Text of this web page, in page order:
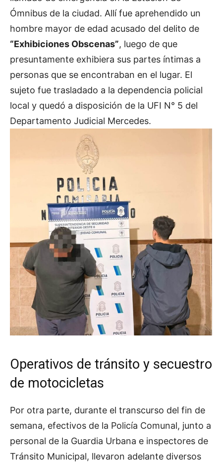
Ómnibus de la ciudad. Allí fue aprehendido un
hombre mayor de edad acusado del delito de
“Exhibiciones Obscenas”, luego de que
presuntamente exhibiera sus partes íntimas a
personas que se encontraban en el lugar. El
sujeto fue trasladado a la dependencia policial
local y quedó a disposición de la UFI N° 5 del
Departamento Judicial Mercedes.
Operativos de tránsito y secuestro
de motocicletas
Por otra parte, durante el transcurso del fin de
semana, efectivos de la Policía Comunal, junto a
personal de la Guardia Urbana e inspectores de
Tránsito Municipal, llevaron adelante diversos